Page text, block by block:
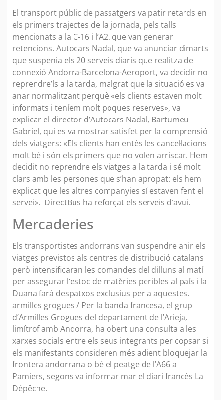
El transport públic de passatgers va patir retards en
els primers trajectes de la jornada, pels talls
mencionats a la C-16 i l’A2, que van generar
retencions. Autocars Nadal, que va anunciar dimarts
que suspenia els 20 serveis diaris que realitza de
connexió Andorra-Barcelona-Aeroport, va decidir no
reprendre’ls a la tarda, malgrat que la situació es va
anar normalitzant perquè «els clients estaven molt
informats i teníem molt poques reserves», va
explicar el director d’Autocars Nadal, Bartumeu
Gabriel, qui es va mostrar satisfet per la comprensió
dels viatgers: «Els clients han entès les cancel·lacions
molt bé i són els primers que no volen arriscar. Hem
decidit no reprendre els viatges a la tarda i sé molt
clars amb les persones que s’han apropat: els hem
explicat que les altres companyies sí estaven fent el
servei». DirectBus ha reforçat els serveis d’avui.
Mercaderies
Els transportistes andorrans van suspendre ahir els
viatges previstos als centres de distribució catalans
però intensificaran les comandes del dilluns al matí
per assegurar l’estoc de matèries peribles al país i la
Duana farà despatxos exclusius per a aquestes.
armilles grogues / Per la banda francesa, el grup
d’Armilles Grogues del departament de l’Arieja,
limítrof amb Andorra, ha obert una consulta a les
xarxes socials entre els seus integrants per copsar si
els manifestants consideren més adient bloquejar la
frontera andorrana o bé el peatge de l’A66 a
Pamiers, segons va informar mar el diari francès La
Dépêche.